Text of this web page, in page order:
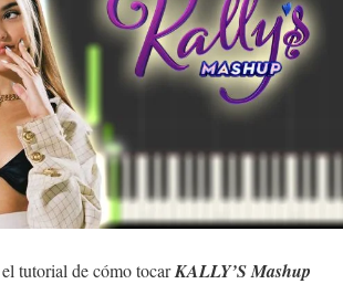
tutorial de cómo tocarKALLY’S Mashup